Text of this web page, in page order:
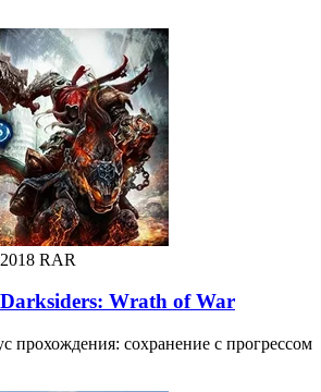
RAR
Wrath of War
прохождения: сохранение с прогрессом